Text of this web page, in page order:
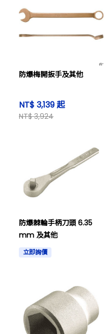
防爆梅開扳手及其他
NT$ 3,139 起
NT$ 3,924
防爆棘輪手柄刀頭 6.35
mm 及其他
立即詢價